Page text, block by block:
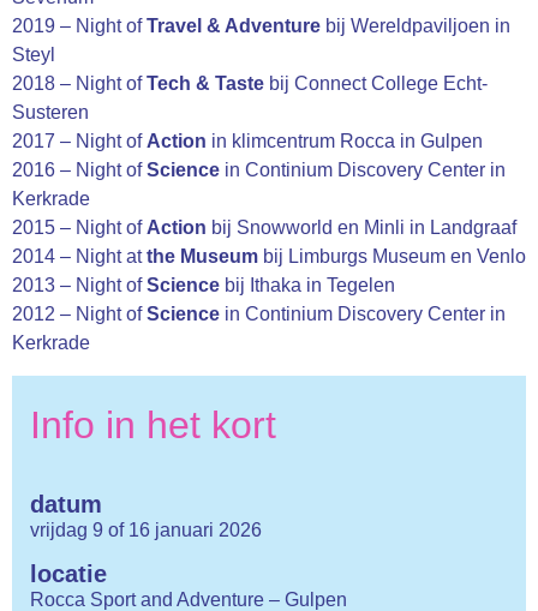
2019 – Night ofTravel & Adventure bij Wereldpaviljoen in
Steyl
2018 – Night ofTech & Taste bij Connect College Echt-
Susteren
2017 – Night of Action in klimcentrum Rocca in Gulpen
2016 – Night ofScience in Continium Discovery Center in
Kerkrade
2015 – Night of Action bij Snowworld en Minli in Landgraaf
2014 – Night atthe Museum bij Limburgs Museum en Venlo
2013 – Night ofScience bij Ithaka in Tegelen
2012 – Night ofScience in Continium Discovery Center in
Kerkrade
Info in het kort
datum
vrijdag 9 of 16 januari 2026
locatie
Rocca Sport and Adventure – Gulpen